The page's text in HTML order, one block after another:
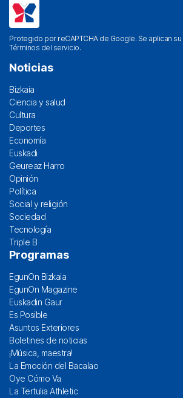
Protegido por reCAPTCHA de Google. Se aplican su
Términos del servicio.
Noticias
Bizkaia
Ciencia y salud
Cultura
Deportes
Economía
Euskadi
Geureaz Harro
Opinión
Política
Social y religión
Sociedad
Tecnología
Triple B
Programas
EgunOn Bizkaia
EgunOn Magazine
Euskadin Gaur
Es Posible
Asuntos Exteriores
Boletines de noticias
¡Música, maestra!
La Emoción del Bacalao
Oye Cómo Va
La Tertulia Athletic